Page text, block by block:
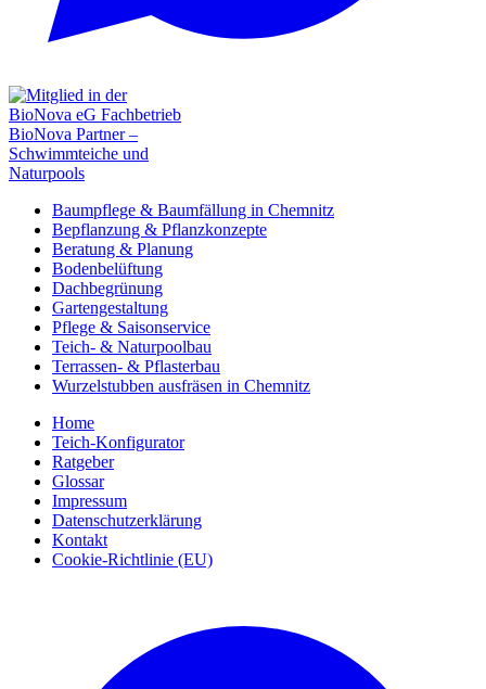
Baumpflege & Baumfällung in Chemnitz
Bepflanzung & Pflanzkonzepte
Beratung & Planung
Bodenbelüftung
Dachbegrünung
Gartengestaltung
Pflege & Saisonservice
Teich- & Naturpoolbau
Terrassen- & Pflasterbau
Wurzelstubben ausfräsen in Chemnitz
Home
Teich-Konfigurator
Ratgeber
Glossar
Impressum
Datenschutzerklärung
Kontakt
Cookie-Richtlinie (EU)